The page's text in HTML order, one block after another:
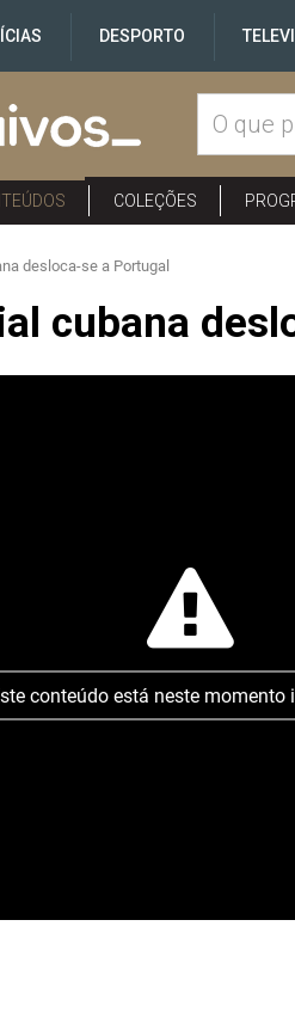
DESPORTO
COLEÇÕES
desloca-se a Portugal
cubana
conteúdo está neste momento